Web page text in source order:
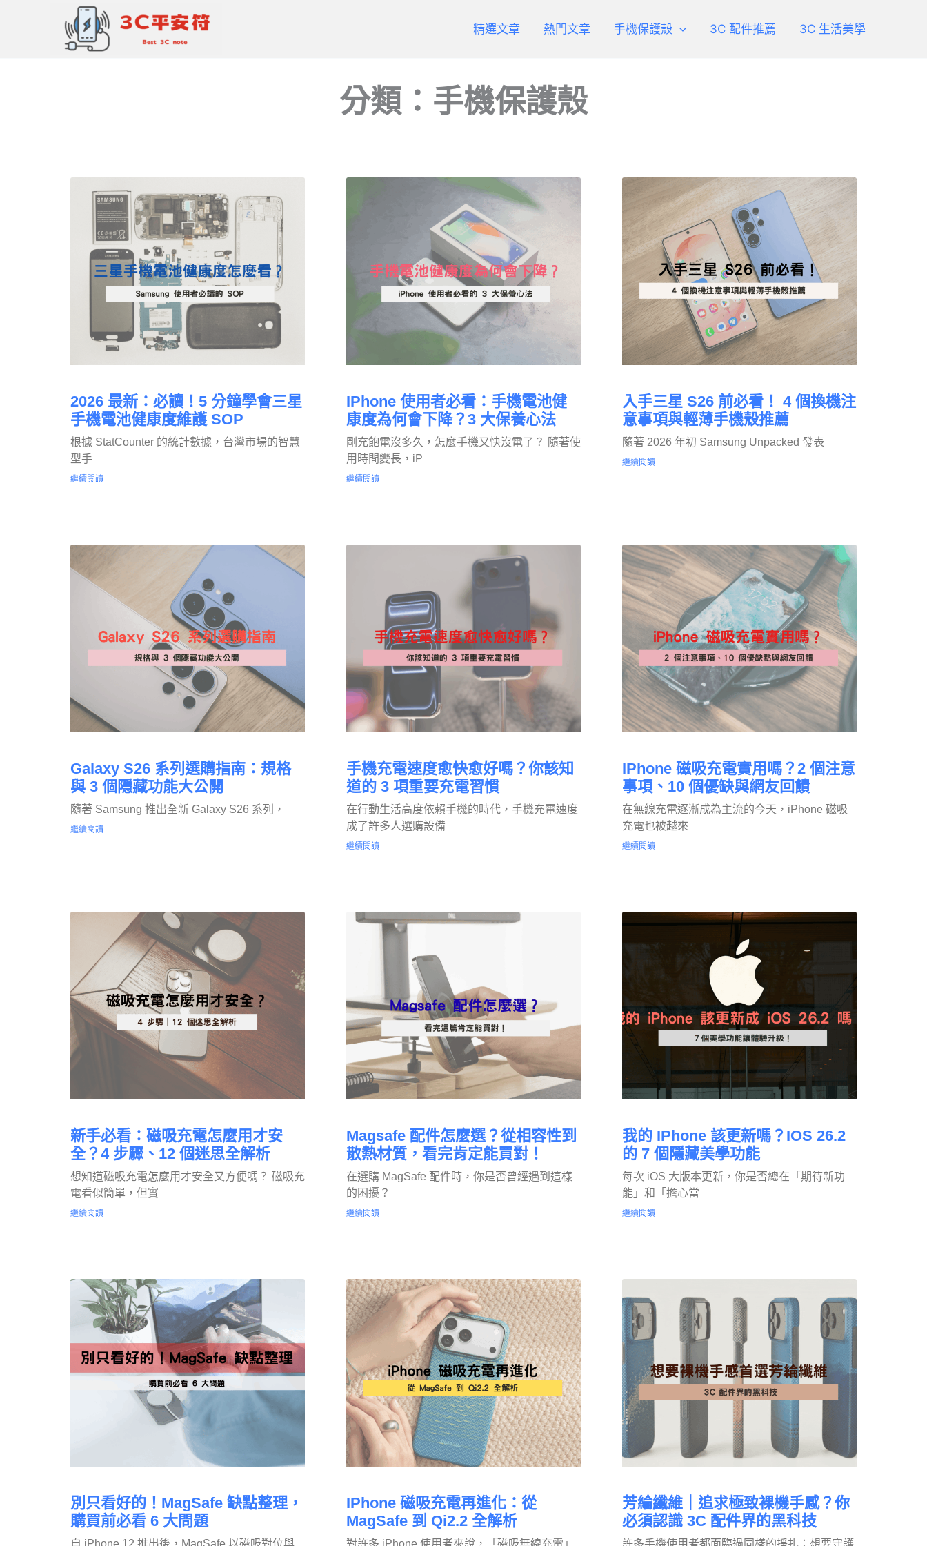
精選文章 熱門文章 手機保護殼 3C 配件推薦 3C 生活美學
分類：手機保護殼
2026 最新：必讀！5 分鐘學會三星
手機電池健康度維護 SOP
根據 StatCounter 的統計數據，台灣市場的智慧
型手
繼續閱讀
IPhone 使用者必看：手機電池健
康度為何會下降？3 大保養心法
剛充飽電沒多久，怎麼手機又快沒電了？ 隨著使
用時間變長，iP
繼續閱讀
入手三星 S26 前必看！ 4 個換機注
意事項與輕薄手機殼推薦
隨著 2026 年初 Samsung Unpacked 發表
繼續閱讀
Galaxy S26 系列選購指南：規格
與 3 個隱藏功能大公開
隨著 Samsung 推出全新 Galaxy S26 系列，
繼續閱讀
手機充電速度愈快愈好嗎？你該知
道的 3 項重要充電習慣
在行動生活高度依賴手機的時代，手機充電速度
成了許多人選購設備
繼續閱讀
IPhone 磁吸充電實用嗎？2 個注意
事項、10 個優缺與網友回饋
在無線充電逐漸成為主流的今天，iPhone 磁吸
充電也被越來
繼續閱讀
新手必看：磁吸充電怎麼用才安
全？4 步驟、12 個迷思全解析
想知道磁吸充電怎麼用才安全又方便嗎？ 磁吸充
電看似簡單，但實
繼續閱讀
Magsafe 配件怎麼選？從相容性到
散熱材質，看完肯定能買對！
在選購 MagSafe 配件時，你是否曾經遇到這樣
的困擾？
繼續閱讀
我的 IPhone 該更新嗎？iOS 26.2
的 7 個隱藏美學功能
每次 iOS 大版本更新，你是否總在「期待新功
能」和「擔心當
繼續閱讀
別只看好的！MagSafe 缺點整理，
購買前必看 6 大問題
自 iPhone 12 推出後，MagSafe 以磁吸對位與
IPhone 磁吸充電再進化：從
MagSafe 到 Qi2.2 全解析
對許多 iPhone 使用者來說，「磁吸無線充電」
芳綸纖維｜追求極致裸機手感？你
必須認識 3C 配件界的黑科技
許多手機使用者都面臨過同樣的掙扎：想要守護
頁
面
面
頁
面